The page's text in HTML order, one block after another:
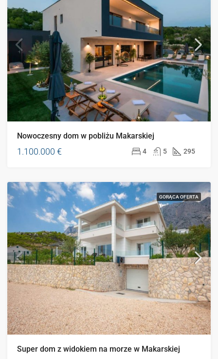
Nowoczesny dom w pobliżu Makarskiej
1.100.000 € 4 5 295
GORĄCA OFERTA
Super dom z widokiem na morze w Makarskiej